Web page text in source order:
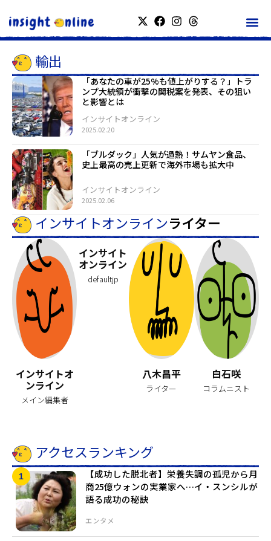
輸出
「あなたの車が25%も値上がりする？」トラ
ンプ大統領が衝撃の関税案を発表、その狙い
と影響とは
2025.02.20
インサイトオンライン
「ブルダック」人気が過熱！サムヤン食品、
史上最高の売上更新で海外市場も拡大中
2025.02.06
インサイトオンライン
インサイトオンラインライター
インサイトオ
ンライン
メイン編集者
インサイト
オンライン
defaultjp
八木昌平
ライター
白石咲
コラムニスト
アクセスランキング
エンタメ
【成功した脱北者】栄養失調の孤児から月
商25億ウォンの実業家へ…イ・スンシルが
語る成功の秘訣